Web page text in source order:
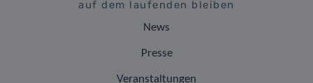
auf dem laufenden bleiben
News
Presse
Veranstaltungen